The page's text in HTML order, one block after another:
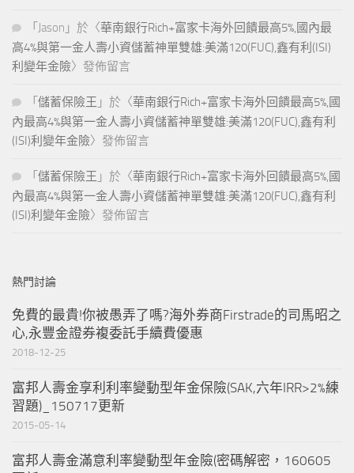
「 Jason 」於〈華南銀行Rich+富家卡海外回饋最高5%,國內最
高4%與第一金人壽小資儲蓄神單雙雄:美滿120(FUC),鑫有利(ISI)
利變年金險〉發佈留言
「 儲蓄保險王 」於〈華南銀行Rich+富家卡海外回饋最高5%,國
內最高4%與第一金人壽小資儲蓄神單雙雄:美滿120(FUC),鑫有利
(ISI)利變年金險〉發佈留言
「 儲蓄保險王 」於〈華南銀行Rich+富家卡海外回饋最高5%,國
內最高4%與第一金人壽小資儲蓄神單雙雄:美滿120(FUC),鑫有利
(ISI)利變年金險〉發佈留言
熱門討論
免費的最貴!你被愚弄了嗎?海外券商Firstrade的司馬昭之
心,永豐金證券複委託手續費優惠
2018-12-25
富邦人壽金享利利率變動型年金保險(SAK,六年IRR>2%練
習題)_150717更新
2015-05-14
富邦人壽金滿意利率變動型年金險(密碼解密，160605